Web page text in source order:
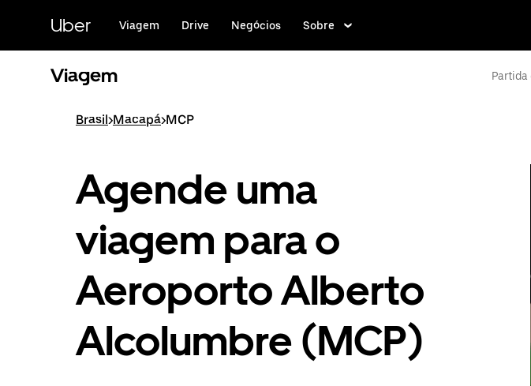
conteúdo
Uber Viagem Drive Negócios Sobre
Viagem Partida
Brasil>Macapá>MCP
Agende uma
viagem para o
Aeroporto Alberto
Alcolumbre (MCP)